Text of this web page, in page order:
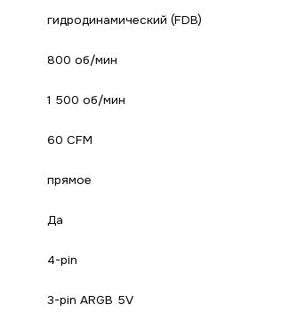
гидродинамический (FDB)
800 об/мин
1 500 об/мин
60 CFM
прямое
Да
4-pin
3-pin ARGB 5V